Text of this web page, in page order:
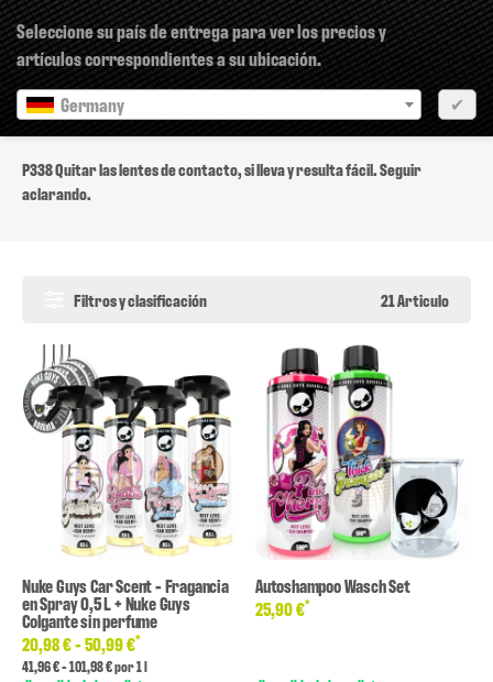
Seleccione su país de entrega para ver los precios y
artículos correspondientes a su ubicación.
Germany
✔
P338
P338 Quitar las lentes de contacto, si lleva y resulta fácil. Seguir
aclarando.
Filtros y clasificación 21 Articulo
Nuke Guys Car Scent - Fragancia
en Spray 0,5 L + Nuke Guys
Colgante sin perfume
20,98 € -50,99 €*
41,96 € - 101,98 € por 1 l
Autoshampoo Wasch Set
25,90 €*